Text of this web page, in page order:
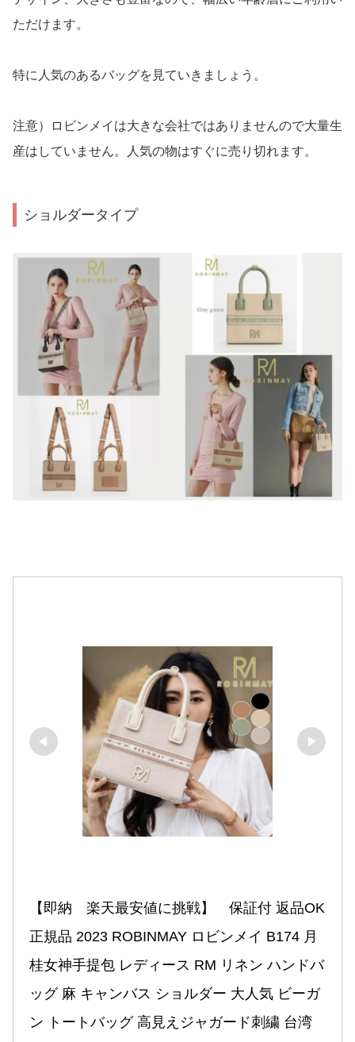
ただけます。
特に人気のあるバッグを見ていきましょう。
注意）ロビンメイは大きな会社ではありませんので大量生
産はしていません。人気の物はすぐに売り切れます。
ショルダータイプ
【即納　楽天最安値に挑戦】　保証付 返品OK
正規品 2023 ROBINMAY ロビンメイ B174 月
桂女神手提包 レディース RM リネン ハンドバ
ッグ 麻 キャンバス ショルダー 大人気 ビーガ
ン トートバッグ 高見えジャガード刺繍 台湾